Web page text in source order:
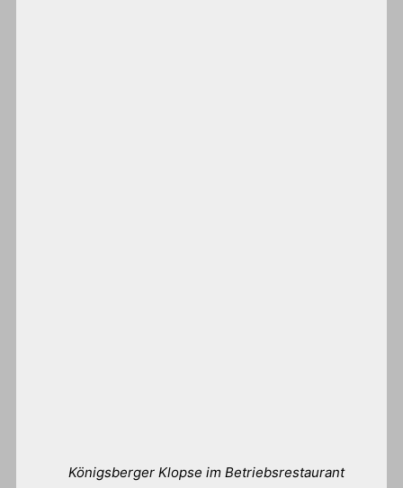
Königsberger Klopse im Betriebsrestaurant